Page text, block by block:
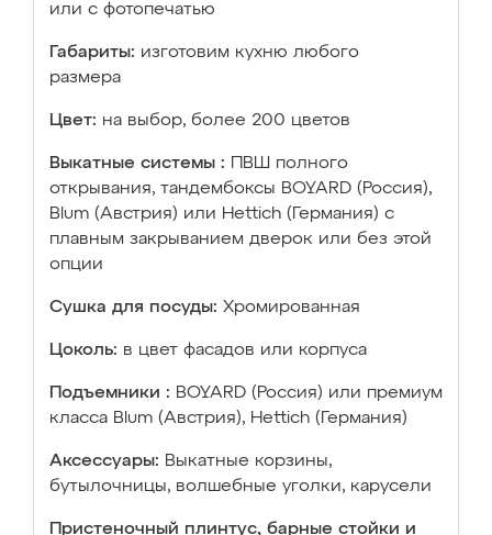
или с фотопечатью
Габариты: изготовим кухню любого
размера
Цвет: на выбор, более 200 цветов
Выкатные системы :
ПВШ полного
открывания, тандембоксы BOYARD (Россия),
Blum (Австрия) или Hettich (Германия) с
плавным закрыванием дверок или без этой
опции
Сушка для посуды: Хромированная
Цоколь: в цвет фасадов или корпуса
Подъемники : BOYARD (Россия) или премиум
класса Blum (Австрия), Hettich (Германия)
Аксессуары: Выкатные корзины,
бутылочницы, волшебные уголки, карусели
Пристеночный плинтус, барные стойки и